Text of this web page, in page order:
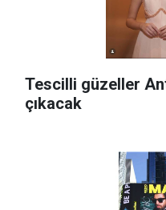
Tescilli güzeller
çıkacak